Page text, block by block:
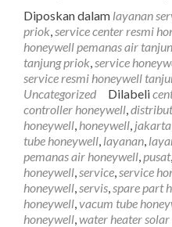
Diposkan dalam layanan
priok,service center resmi
honeywell pemanas air
tanjung priok,service
service resmi honeywell
Uncategorized
Dilabeli
controller honeywell,
honeywell, honeywell, jakarta
tube honeywell, layanan,
pemanas air honeywell,pusat,
honeywell,service,service
honeywell,servis,spare part
honeywell,vacum tube
honeywell,water heater solar